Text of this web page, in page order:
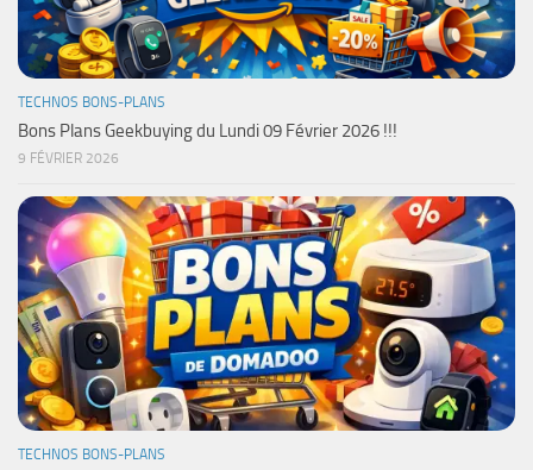
TECHNOS BONS-PLANS
Bons Plans Geekbuying du Lundi 09 Février 2026 !!!
9 FÉVRIER 2026
TECHNOS BONS-PLANS